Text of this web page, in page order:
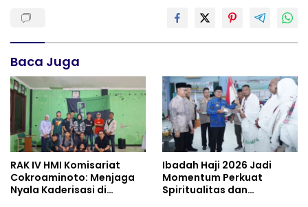
Baca Juga
RAK IV HMI Komisariat
Cokroaminoto: Menjaga
Nyala Kaderisasi di
Ibadah Haji 2026 Jadi
Momentum Perkuat
Spiritualitas dan